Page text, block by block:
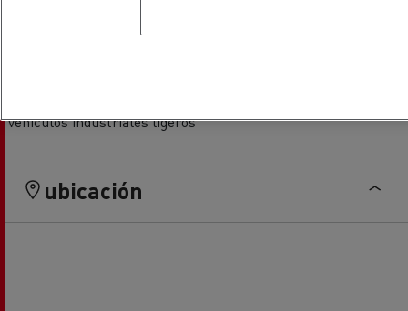
vehiculos industriales ligeros
ubicación